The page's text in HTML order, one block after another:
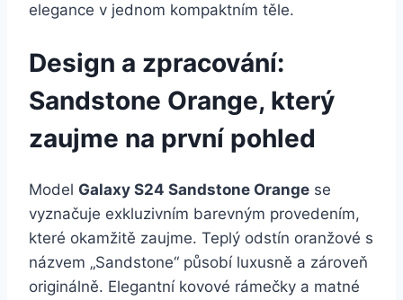
elegance v jednom kompaktním těle.
Design a zpracování:
Sandstone Orange, který
zaujme na první pohled
Model Galaxy S24 Sandstone Orange se
vyznačuje exkluzivním barevným provedením,
které okamžitě zaujme. Teplý odstín oranžové s
názvem „Sandstone“ působí luxusně a zároveň
originálně. Elegantní kovové rámečky a matné